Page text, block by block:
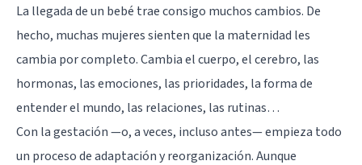
La llegada de un bebé trae consigo muchos cambios. De
hecho, muchas mujeres sienten que la maternidad les
cambia por completo. Cambia el cuerpo, el cerebro, las
hormonas, las emociones, las prioridades, la forma de
entender el mundo, las relaciones, las rutinas…
Con la gestación —o, a veces, incluso antes— empieza todo
un proceso de adaptación y reorganización. Aunque